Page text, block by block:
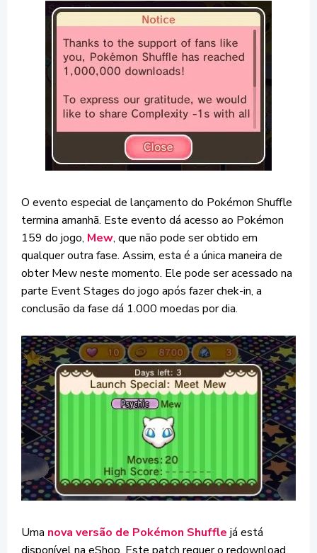
O evento especial de lançamento do Pokémon Shuffle
termina amanhã. Este evento dá acesso ao Pokémon
159 do jogo, Mew, que não pode ser obtido em
qualquer outra fase. Assim, esta é a única maneira de
obter Mew neste momento. Ele pode ser acessado na
parte Event Stages do jogo após fazer chek-in, a
conclusão da fase dá 1.000 moedas por dia.
Uma nova versão de Pokémon Shuffle já está